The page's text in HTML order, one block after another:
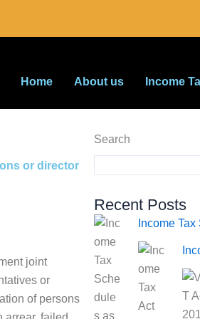
Home About us Income
or director
joint
or
of persons
Search
Recent Posts
Income